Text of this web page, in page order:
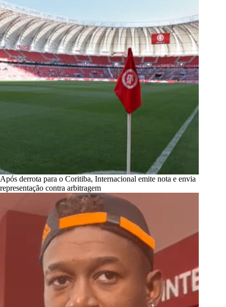
Após derrota para o Coritiba, Internacional emite nota e envia
representação contra arbitragem